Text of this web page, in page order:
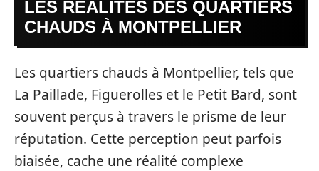
LES RÉALITÉS DES QUARTIERS
CHAUDS À MONTPELLIER
Les quartiers chauds à Montpellier, tels que
La Paillade, Figuerolles et le Petit Bard, sont
souvent perçus à travers le prisme de leur
réputation. Cette perception peut parfois
biaisée, cache une réalité complexe